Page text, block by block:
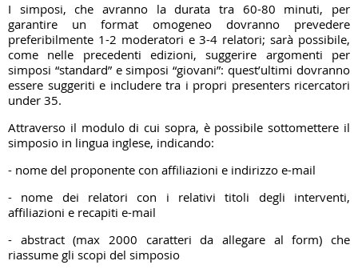
I simposi, che avranno la durata tra 60-80 minuti, per
garantire un format omogeneo dovranno prevedere
preferibilmente 1-2 moderatori e 3-4 relatori; sarà possibile,
come nelle precedenti edizioni, suggerire argomenti per
simposi “standard” e simposi “giovani”: quest’ultimi dovranno
essere suggeriti e includere tra i propri presenters ricercatori
under 35.
Attraverso il modulo di cui sopra, è possibile sottomettere il
simposio in lingua inglese, indicando:
- nome del proponente con affiliazioni e indirizzo e-mail
- nome dei relatori con i relativi titoli degli interventi,
affiliazioni e recapiti e-mail
- abstract (max 2000 caratteri da allegare al form) che
riassume gli scopi del simposio